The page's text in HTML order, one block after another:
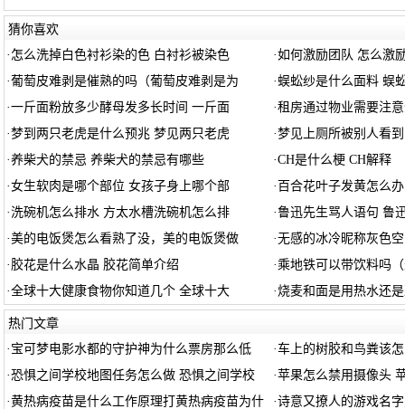
猜你喜欢
· 怎么洗掉白色衬衫染的色 白衬衫被染色 ·如何激励团队 怎么激
·葡萄皮难剥是催熟的吗（葡萄皮难剥是为 · 蜈蚣纱是什么面料 蜈
·一斤面粉放多少酵母发多长时间 一斤面 ·租房通过物业需要注
·梦到两只老虎是什么预兆 梦见两只老虎 ·梦见上厕所被别人看
·养柴犬的禁忌 养柴犬的禁忌有哪些 ·CH是什么梗 CH解释
·女生软肉是哪个部位 女孩子身上哪个部 · 百合花叶子发黄怎么
· 洗碗机怎么排水 方太水槽洗碗机怎么排 ·鲁迅先生骂人语句 鲁
·美的电饭煲怎么看熟了没，美的电饭煲做 ·无感的冰冷昵称灰色
· 胶花是什么水晶 胶花简单介绍 · 乘地铁可以带饮料吗
·全球十大健康食物你知道几个 全球十大 · 烧麦和面是用热水还
热门文章
· 宝可梦电影水都的守护神为什么票房那么低 ·车上的树胶和鸟粪该
·恐惧之间学校地图任务怎么做 恐惧之间学校 ·苹果怎么禁用摄像头
·黄热病疫苗是什么工作原理打黄热病疫苗为什 ·诗意又撩人的游戏名